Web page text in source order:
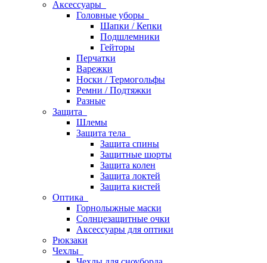
Аксессуары
Головные уборы
Шапки / Кепки
Подшлемники
Гейторы
Перчатки
Варежки
Носки / Термогольфы
Ремни / Подтяжки
Разные
Защита
Шлемы
Защита тела
Защита спины
Защитные шорты
Защита колен
Защита локтей
Защита кистей
Оптика
Горнолыжные маски
Солнцезащитные очки
Аксессуары для оптики
Рюкзаки
Чехлы